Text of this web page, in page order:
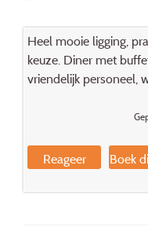
Heel mooie ligging,
keuze. Diner met
vriendelijk personeel,
Reageer Boek